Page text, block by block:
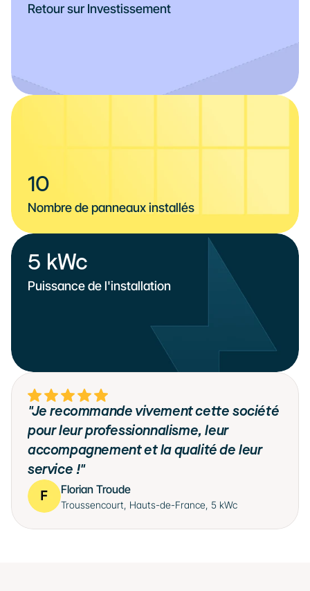
Retour sur Investissement
10
Nombre de panneaux installés
"Je recommande vivement cette société
pour leur professionnalisme, leur
accompagnement et la qualité de leur
service !"
Florian Troude
Troussencourt, Hauts-de-France, 5 kWc
5 kWc
Puissance de l'installation